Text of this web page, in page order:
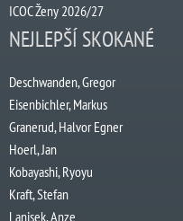
ICOC Ženy 2026/27
NEJLEPŠÍ SKOKANÉ
Deschwanden, Gregor
Eisenbichler, Markus
Granerud, Halvor Egner
Hoerl, Jan
Kobayashi, Ryoyu
Kraft, Stefan
Lanisek, Anze